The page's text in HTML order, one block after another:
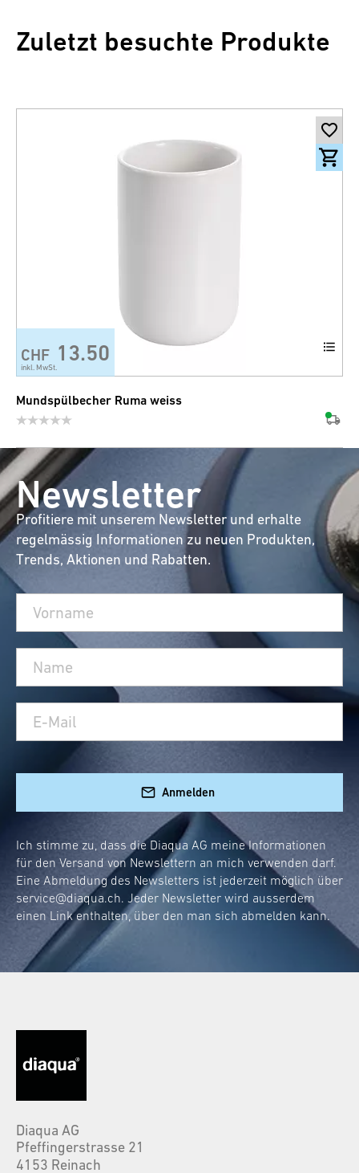
Zuletzt besuchte Produkte
CHF 13.50
inkl. MwSt.
Mundspülbecher Ruma weiss
Newsletter
Profitiere mit unserem Newsletter und erhalte
regelmässig Informationen zu neuen Produkten,
Trends, Aktionen und Rabatten.
Anmelden
Ich stimme zu, dass die Diaqua AG meine Informationen
für den Versand von Newslettern an mich verwenden darf.
Eine Abmeldung des Newsletters ist jederzeit möglich über
service@diaqua.ch. Jeder Newsletter wird ausserdem
einen Link enthalten, über den man sich abmelden kann.
Diaqua AG
Pfeffingerstrasse 21
4153 Reinach